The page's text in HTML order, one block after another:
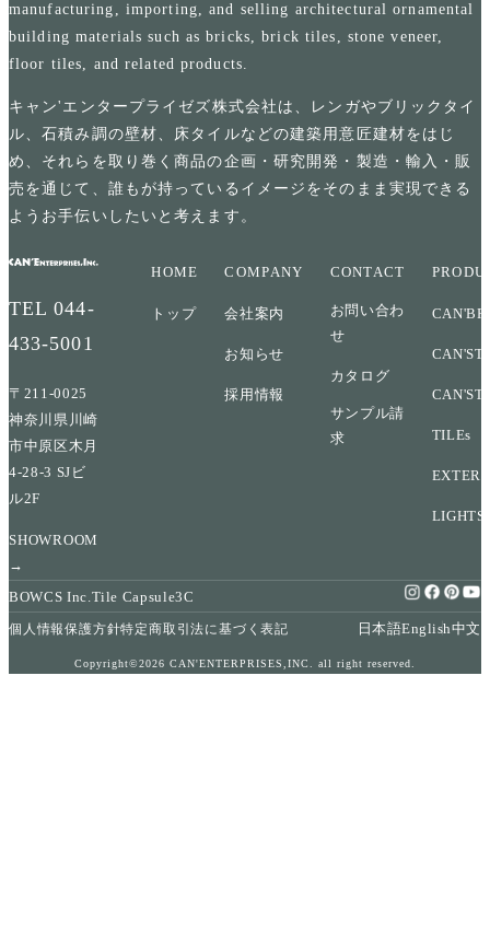
manufacturing, importing, and selling architectural ornamental
building materials such as bricks, brick tiles, stone veneer,
floor tiles, and related products.
キャン'エンタープライゼズ株式会社は、レンガやブリックタイ
ル、石積み調の壁材、床タイルなどの建築用意匠建材をはじ
め、それらを取り巻く商品の企画・研究開発・製造・輸入・販
売を通じて、誰もが持っているイメージをそのまま実現できる
ようお手伝いしたいと考えます。
TEL044-
433-5001
〒211-0025
神奈川県川崎
市中原区木月
4-28-3 SJビ
ル2F
SHOWROOM
→
HOME
トップ
COMPANY
会社案内
お知らせ
採用情報
CONTACT
お問い合わ
せ
カタログ
サンプル請
求
TILEs
LIGHTS
BOWCS Inc.Tile Capsule3C
個人情報保護方針特定商取引法に基づく表記 日本語English中文
Copyright©2026 CAN'ENTERPRISES,INC. all right reserved.